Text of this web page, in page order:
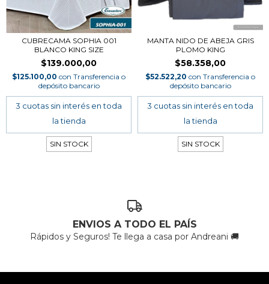
CUBRECAMA SOPHIA 001
BLANCO KING SIZE
$139.000,00
$125.100,00 con Transferencia o
depósito bancario
SIN STOCK
MANTA NIDO DE ABEJA GRIS
PLOMO KING
$58.358,00
$52.522,20 con Transferencia o
depósito bancario
SIN STOCK
ENVIOS A TODO EL PAÍS
Rápidos y Seguros! Te llega a casa por Andreani 🚚